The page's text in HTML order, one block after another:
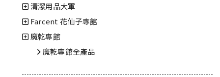
清潔用品大軍
Farcent 花仙子專館
魔乾專館
魔乾專館全產品